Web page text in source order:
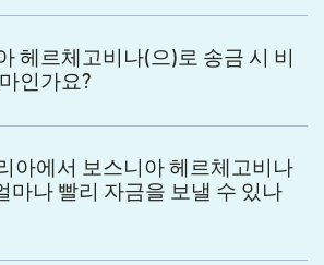
헤르체고비나(으)로 송금 시 비
인가요?
아에서 보스니아 헤르체고비나
마나 빨리 자금을 보낼 수 있나